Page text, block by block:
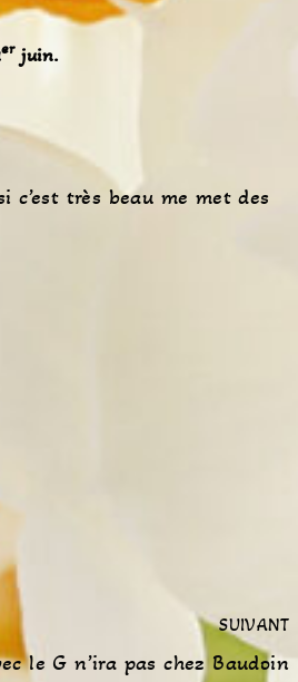
erjuin.
c’est très beau me met des
SUIVANT
le G n’ira pas chez Baudoin